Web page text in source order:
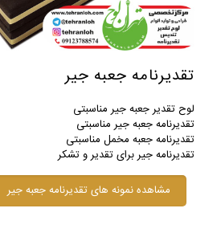
تقدیرنامه جعبه جیر
لوح تقدیر جعبه جیر مناسبتی
تقدیرنامه جعبه جیر مناسبتی
تقدیرنامه جعبه مخمل مناسبتی
تقدیرنامه جیر برای تقدیر و تشکر
مشاهده نمونه های تقدیرنامه جعبه جیر